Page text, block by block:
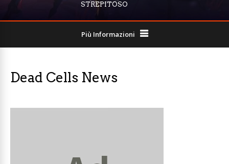
STREPITOSO
Più Informazioni
Dead Cells News